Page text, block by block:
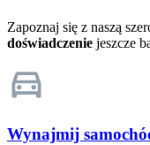
Zapoznaj się z naszą
doświadczenie jeszcze
Wynajmij